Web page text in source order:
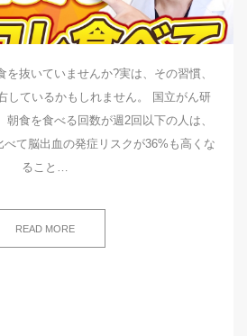
抜いていませんか?実は、その習慣、
しているかもしれません。 国立がん研
食を食べる回数が週2回以下の人は、
て脳出血の発症リスクが36%も高くな
ること…
READ MORE